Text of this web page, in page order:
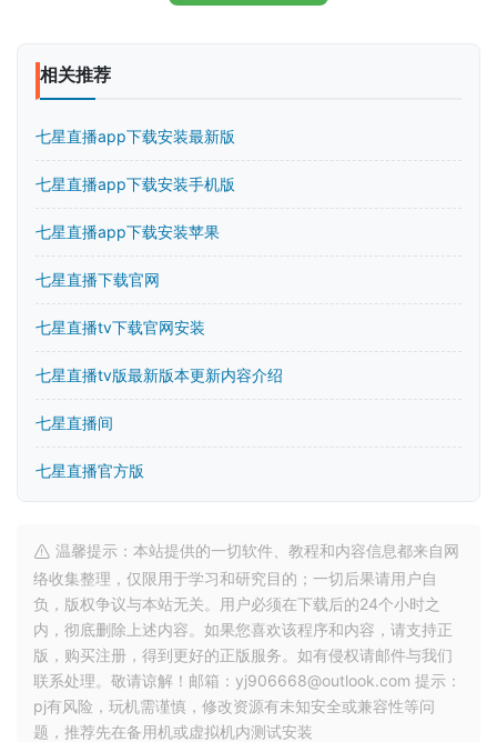
相关推荐
七星直播app下载安装最新版
七星直播app下载安装手机版
七星直播app下载安装苹果
七星直播下载官网
七星直播tv下载官网安装
七星直播tv版最新版本更新内容介绍
七星直播间
七星直播官方版
温馨提示：本站提供的一切软件、教程和内容信息都来自网
络收集整理，仅限用于学习和研究目的；一切后果请用户自
负，版权争议与本站无关。用户必须在下载后的24个小时之
内，彻底删除上述内容。如果您喜欢该程序和内容，请支持正
版，购买注册，得到更好的正版服务。如有侵权请邮件与我们
联系处理。敬请谅解！邮箱：yj906668@outlook.com 提示：
pj有风险，玩机需谨慎，修改资源有未知安全或兼容性等问
题，推荐先在备用机或虚拟机内测试安装